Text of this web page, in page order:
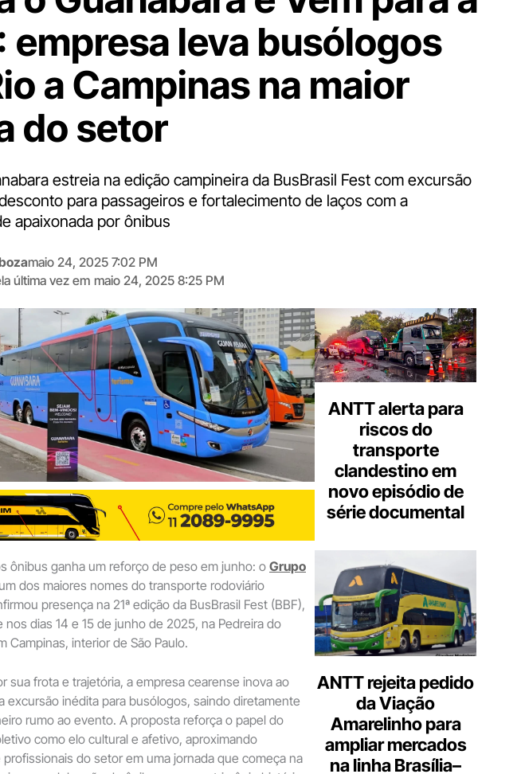
empresa leva busólogos
a Campinas na maior
do setor
estreia na edição campineira da BusBrasil Fest com excursão
para passageiros e fortalecimento de laços com a
apaixonada por ônibus
maio 24, 2025 7:02 PM
última vez em maio 24, 2025 8:25 PM
ônibus ganha um reforço de peso em junho: o Grupo
dos maiores nomes do transporte rodoviário
presença na 21ª edição da BusBrasil Fest (BBF),
dias 14 e 15 de junho de 2025, na Pedreira do
Campinas, interior de São Paulo.
sua frota e trajetória, a empresa cearense inova ao
excursão inédita para busólogos, saindo diretamente
rumo ao evento. A proposta reforça o papel do
como elo cultural e afetivo, aproximando
do setor em uma jornada que começa na
ANTT alerta para
riscos do
transporte
clandestino em
novo episódio de
série documental
ANTT rejeita pedido
da Viação
Amarelinho para
ampliar mercados
na linha Brasília–
Digite
aqui
o
seu
e-
mail